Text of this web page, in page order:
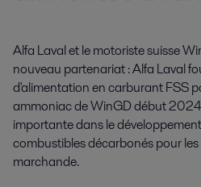
Alfa Laval et le motoriste suisse
nouveau partenariat : Alfa Laval
d'alimentation en carburant FSS
ammoniac de WinGD début
importante dans le
combustibles décarbonés pour
marchande.